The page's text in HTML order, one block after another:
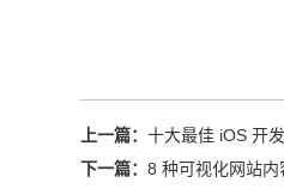
上一篇：十大最佳 iOS 开
下一篇：8 种可视化网站内